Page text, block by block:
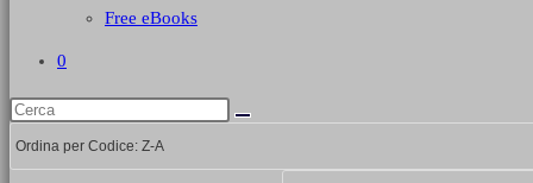
Free eBooks
0